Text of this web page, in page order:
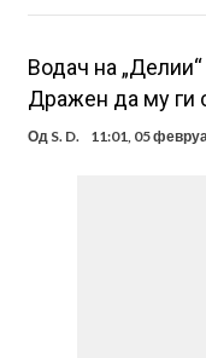
Водач на
Дражен да му ги
Од S. D. 11:01, 05